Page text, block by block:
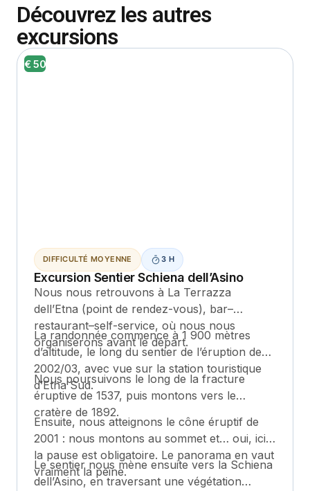
Découvrez les autres
excursions
€ 50
DIFFICULTÉ MOYENNE 3 H
Excursion Sentier Schiena dell’Asino
Nous nous retrouvons à La Terrazza
dell’Etna (point de rendez-vous), bar–
restaurant–self-service, où nous nous
organiserons avant le départ.
La randonnée commence à 1 900 mètres
d’altitude, le long du sentier de l’éruption de
2002/03, avec vue sur la station touristique
d’Etna Sud.
Nous poursuivons le long de la fracture
éruptive de 1537, puis montons vers le
cratère de 1892.
Ensuite, nous atteignons le cône éruptif de
2001 : nous montons au sommet et… oui, ici
la pause est obligatoire. Le panorama en vaut
vraiment la peine.
Le sentier nous mène ensuite vers la Schiena
dell’Asino, en traversant une végétation